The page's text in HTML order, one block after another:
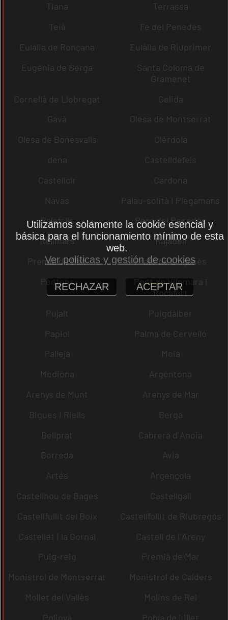
Tiana
Terrassa
Teià
Fe del Penedès
Eulàlia de Ronçana
Eulàlia de Riuprimer
Eugènia de Berga
Santa Coloma de
Gramenet
Cornellà de Llobregat
Gelida
Gavà
Olesa de Montserrat
Olesa de Bonesvalls
Olèrdola
dena
Castelldefels
Castellcir
Cardona
Navas
Palau-solità i Plegamans
Palafolls
Pacs del Penedès
Rellinars
Rajadell
Premià de Dalt
Prats de Lluçanès
Pontons
Pont de Vilomara i
Rocafort
Pujalt
Puigdàlber
Papiol
Palma de Cervelló
Pallejà
Moià
Mediona
Argentona
Arenys de Munt
Arenys de Mar
Bigues i Riells
Berga
Bellprat
Cabrera d´Anoia
Borredà
Avià
Artés
Argençola
Castellnou de Bages
Castellgalí
Castellfullit del Boix
Castellfollit de Riubregós
Castellet i la Gornal
Castell de l´Areny
Puig-reig
Premià de Mar
Monistrol de Montserrat
Monistrol de Calders
Mollet del Vallès
Molins de Rei
Polinyà
Pobla de Lillet
Utilizamos solamente la cookie esencial y
básica para el funcionamiento mínimo de esta
web.
Ver políticas y gestión de cookies
RECHAZAR ACEPTAR